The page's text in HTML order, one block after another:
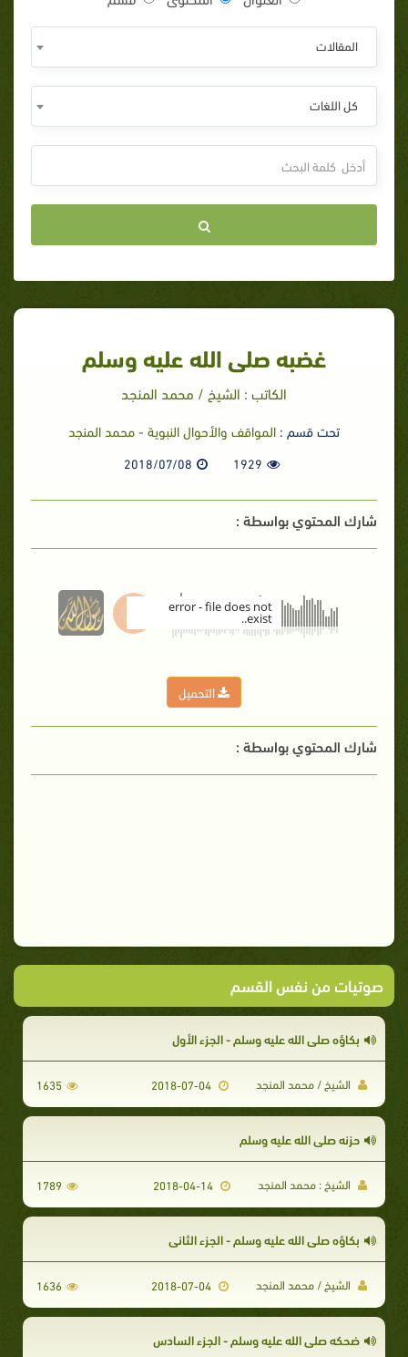
المقالات
كل اللغات
غضبه صلى الله عليه وسلم
الكاتب : الشيخ / محمد المنجد
تحت قسم : المواقف والأحوال النبوية - محمد المنجد
1929
2018/07/08
شارك المحتوي بواسطة :
error - file does not
exist..
التحميل
شارك المحتوي بواسطة :
صوتيات من نفس القسم
بكاؤه صلى الله عليه وسلم - الجزء الأول
الشيخ / محمد المنجد 1635
حزنه صلى الله عليه وسلم
الشيخ : محمد المنجد 2018-04-14
1789
بكاؤه صلى الله عليه وسلم - الجزء الثاني
الشيخ / محمد المنجد 1636
ضحكه صلى الله عليه وسلم - الجزء السادس